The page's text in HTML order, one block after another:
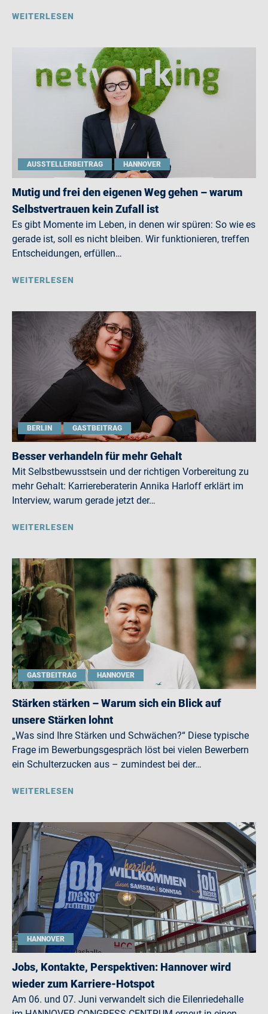
WEITERLESEN
AUSSTELLERBEITRAG HANNOVER
Mutig und frei den eigenen Weg gehen – warum
Selbstvertrauen kein Zufall ist
Es gibt Momente im Leben, in denen wir spüren: So wie es
gerade ist, soll es nicht bleiben. Wir funktionieren, treffen
Entscheidungen, erfüllen…
WEITERLESEN
BERLIN GASTBEITRAG
Besser verhandeln für mehr Gehalt
Mit Selbstbewusstsein und der richtigen Vorbereitung zu
mehr Gehalt: Karriereberaterin Annika Harloff erklärt im
Interview, warum gerade jetzt der…
WEITERLESEN
GASTBEITRAG HANNOVER
Stärken stärken – Warum sich ein Blick auf
unsere Stärken lohnt
„Was sind Ihre Stärken und Schwächen?“ Diese typische
Frage im Bewerbungsgespräch löst bei vielen Bewerbern
ein Schulterzucken aus – zumindest bei der…
WEITERLESEN
HANNOVER
Jobs, Kontakte, Perspektiven: Hannover wird
wieder zum Karriere-Hotspot
Am 06. und 07. Juni verwandelt sich die Eilenriedehalle